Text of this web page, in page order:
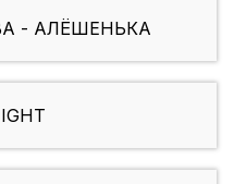
- АЛЁШЕНЬКА